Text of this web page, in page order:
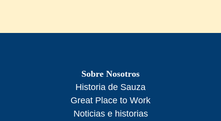
Sobre Nosotros
Historia de Sauza
Great Place to Work
Noticias e historias